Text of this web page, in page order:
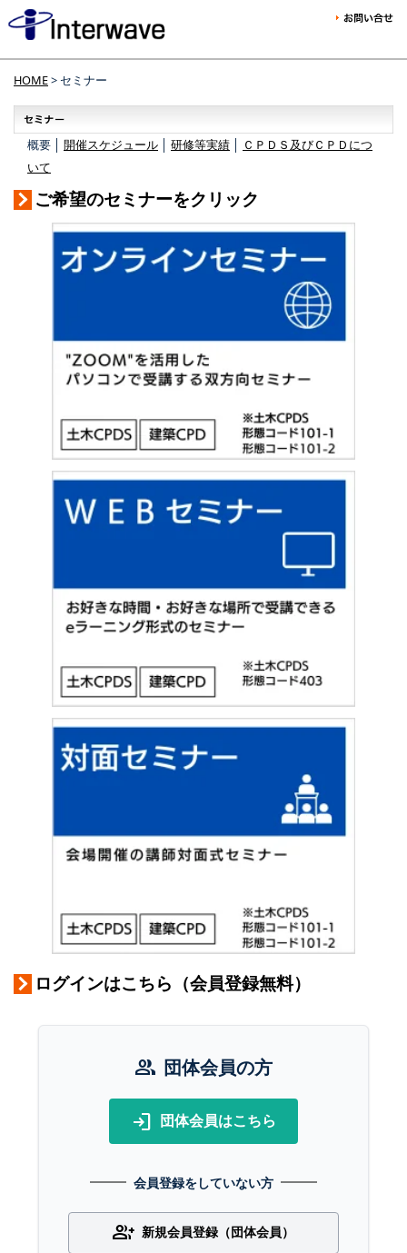
HOME> セミナー
概要 │ 開催スケジュール 研修等実績
ＣＰＤＳ及びＣＰＤにつ
いて
ご希望のセミナーをクリック
ログインはこちら（会員登録無料）
group 団体会員の方
login 団体会員はこちら
会員登録をしていない方
group_add 新規会員登録（団体会員）